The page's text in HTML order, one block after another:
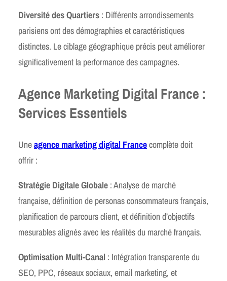
Diversité des Quartiers : Différents arrondissements
parisiens ont des démographies et caractéristiques
distinctes. Le ciblage géographique précis peut améliorer
significativement la performance des campagnes.
Agence Marketing Digital France :
Services Essentiels
Uneagence marketing digital Francecomplète doit
offrir :
Stratégie Digitale Globale : Analyse de marché
française, définition de personas consommateurs français,
planification de parcours client, et définition d’objectifs
mesurables alignés avec les réalités du marché français.
Optimisation Multi-Canal : Intégration transparente du
SEO, PPC, réseaux sociaux, email marketing, et